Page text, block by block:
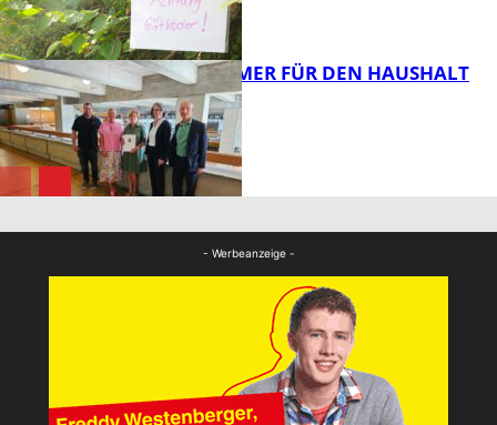
FB News
Panorama
40 JAHRE IMMER FÜR DEN HAUSHALT
DA
- Werbeanzeige -